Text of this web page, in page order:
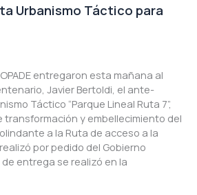
Urbanismo Táctico para
entregaron esta mañana al
Javier Bertoldi, el ante-
Táctico “Parque Lineal Ruta 7”,
transformación y embellecimiento del
a la Ruta de acceso a la
por pedido del Gobierno
entrega se realizó en la